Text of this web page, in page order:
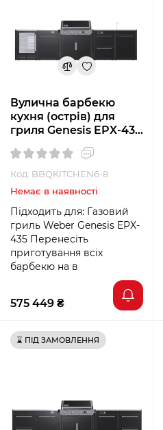
Вулична барбекю
кухня (острів) для
гриля Genesis EPX-435
Weber BBQ Kitchen
Gas 231 + модуль
мийки та холодильник
Код: BBQKITCHEN6-8
Немає в наявності
Підходить для: Газовий
гриль Weber Genesis EPX-
435 Перенесіть
приготування всіх
барбекю на в
575 449 ₴
⌛ ПІД ЗАМОВЛЕННЯ